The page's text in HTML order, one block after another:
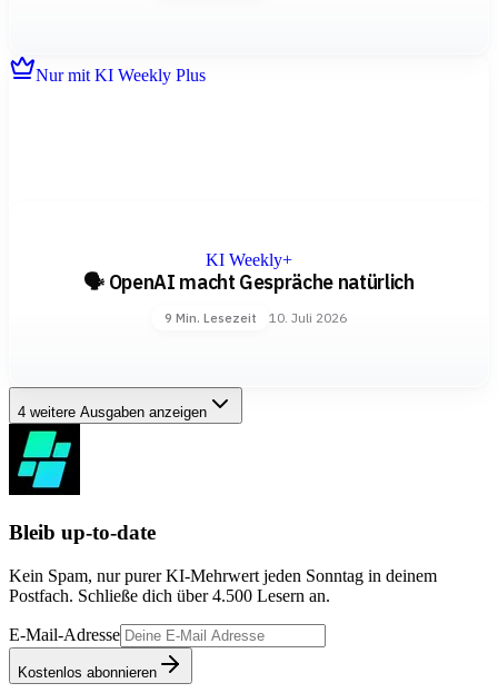
Nur mit KI Weekly Plus
KI Weekly+
🗣️ OpenAI macht Gespräche natürlich
9 Min. Lesezeit 10. Juli 2026
4 weitere Ausgaben anzeigen
Bleib up-to-date
Kein Spam, nur purer KI-Mehrwert jeden Sonntag in deinem
Postfach. Schließe dich über4.500 Lesern an.
E-Mail-Adresse
Kostenlos abonnieren